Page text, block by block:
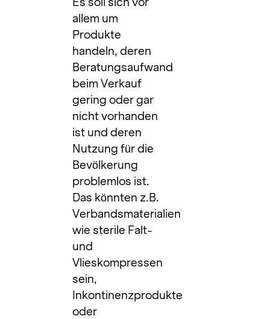
allem um
Produkte
handeln, deren
Beratungsaufwand
beim Verkauf
gering oder gar
nicht vorhanden
ist und deren
Nutzung für die
Bevölkerung
problemlos ist.
Das könnten z.B.
Verbandsmaterialien
wie sterile Falt-
und
Vlieskompressen
sein,
Inkontinenzprodukte
oder